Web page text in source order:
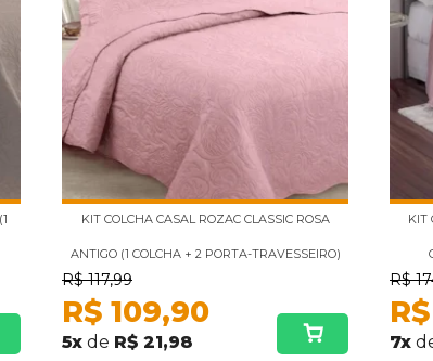
KIT COLCHA CASAL ROZAC CLASSIC ROSA
ANTIGO (1 COLCHA + 2 PORTA-TRAVESSEIRO)
R$ 117,99
R$ 109,90
5x de R$ 21,98
KIT
R$
R$
7x